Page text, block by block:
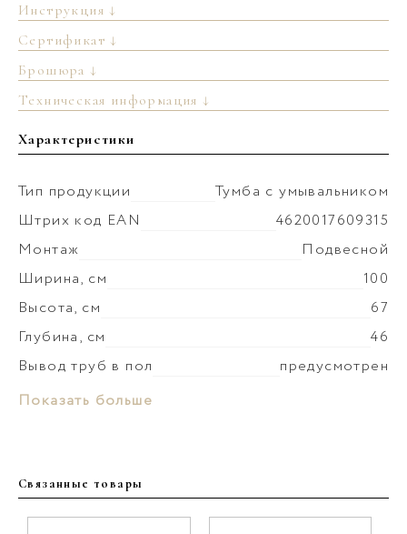
Инструкция ↓
Сертификат ↓
Брошюра ↓
Техническая информация ↓
Характеристики
Тип продукции
Тумба с умывальником
Штрих код EAN
4620017609315
Монтаж
Подвесной
Ширина, см
100
Высота, см
67
Глубина, см
46
Вывод труб в пол
предусмотрен
Материал раковины
Монтаж умывальника
Покрытие корпуса
Показать больше
Связанные товары